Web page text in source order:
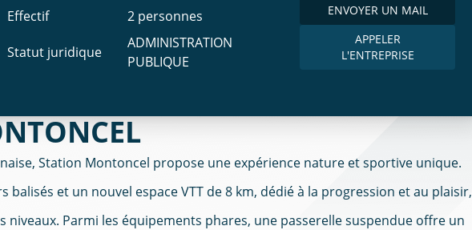
Effectif 2 personnes
Statut juridique
ADMINISTRATION
PUBLIQUE
ENVOYER UN MAIL
APPELER
L'ENTREPRISE
Station Montoncel propose une expérience nature et sportive unique.
balisés et un nouvel espace VTT de 8 km, dédié à la progression et au plaisir,
niveaux. Parmi les équipements phares, une passerelle suspendue offre un